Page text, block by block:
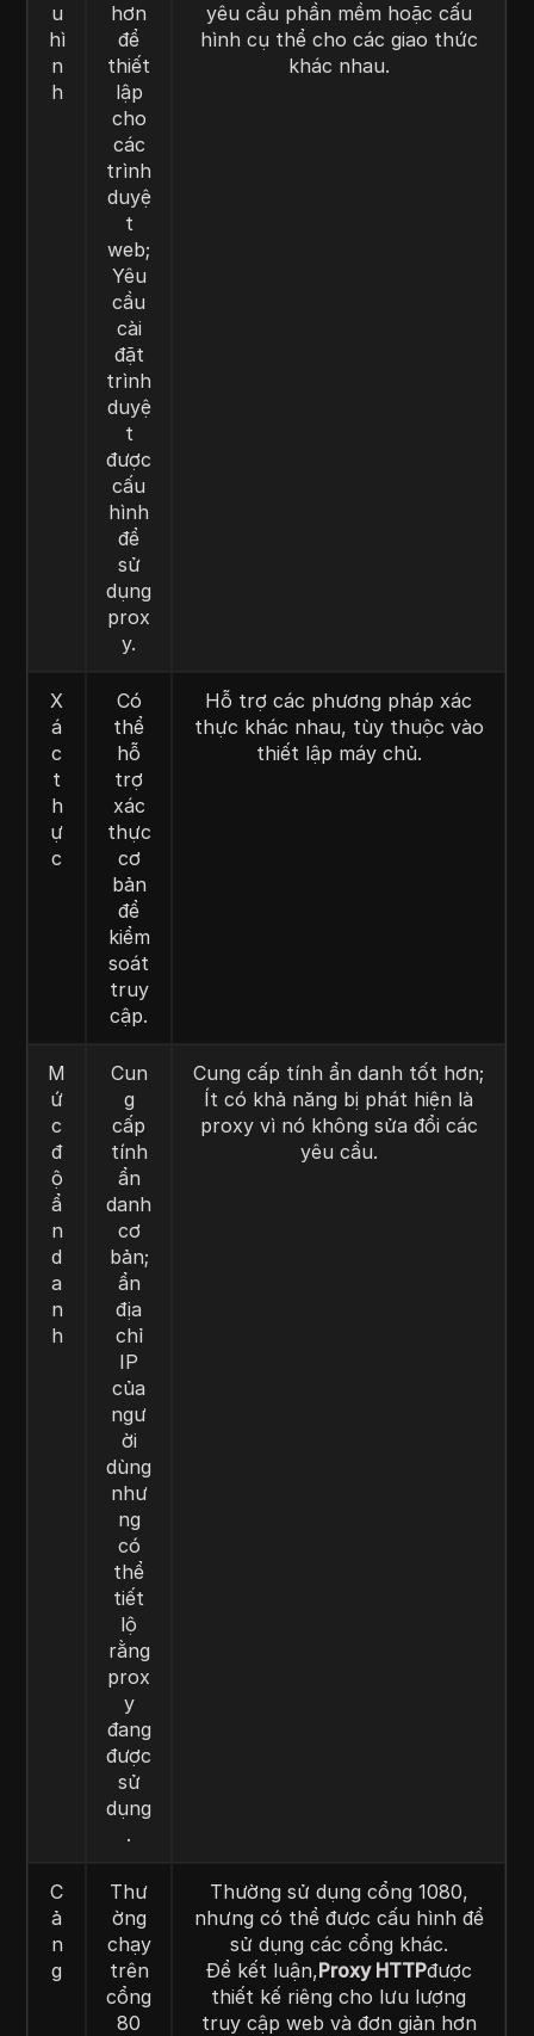
u
hì
n
h
hơn
để
thiết
lập
cho
các
trình
duyệ
t
web;
Yêu
cầu
cài
đặt
trình
duyệ
t
được
cấu
hình
để
sử
dụng
prox
y.
yêu cầu phần mềm hoặc cấu
hình cụ thể cho các giao thức
khác nhau.
X
á
c
t
h
ự
c
Có
thể
hỗ
trợ
xác
thực
cơ
bản
để
kiểm
soát
truy
cập.
Hỗ trợ các phương pháp xác
thực khác nhau, tùy thuộc vào
thiết lập máy chủ.
M
ứ
c
đ
ộ
ẩ
n
d
a
n
h
Cun
g
cấp
tính
ẩn
danh
cơ
bản;
ẩn
địa
chỉ
IP
của
ngư
ời
dùng
như
ng
có
thể
tiết
lộ
rằng
prox
y
đang
được
sử
dụng
.
Cung cấp tính ẩn danh tốt hơn;
Ít có khả năng bị phát hiện là
proxy vì nó không sửa đổi các
yêu cầu.
C
ả
n
g
Thư
ờng
chạy
trên
cổng
80
Thường sử dụng cổng 1080,
nhưng có thể được cấu hình để
sử dụng các cổng khác.
Để kết luận,Proxy HTTPđược
thiết kế riêng cho lưu lượng
truy cập web và đơn giản hơn